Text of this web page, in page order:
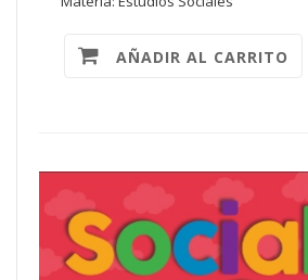
AÑADIR AL CARRITO